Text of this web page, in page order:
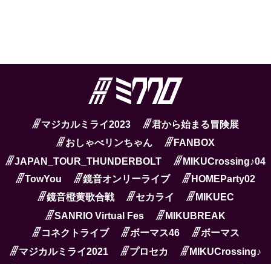
マジカルミライ2023
君から始まる冒険展
おしゃべリンちゃん
FANBOX
JAPAN_TOUR_THUNDERBOLT
MIKUCrossing♪04
TowYou
鏡音オンリーライブ
HOMEParty02
鏡音橙黄歌合戦
セカライ
MIKUEC
SANRIO Virtual Fes
MIKUBREAK
コネクトライブ
ボーマス46
ボーマス
マジカルミライ2021
プロセカ
MIKUCrossing♪